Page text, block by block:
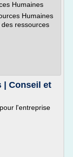
Humaines
Humaines
ressources
| Conseil et
l'entreprise